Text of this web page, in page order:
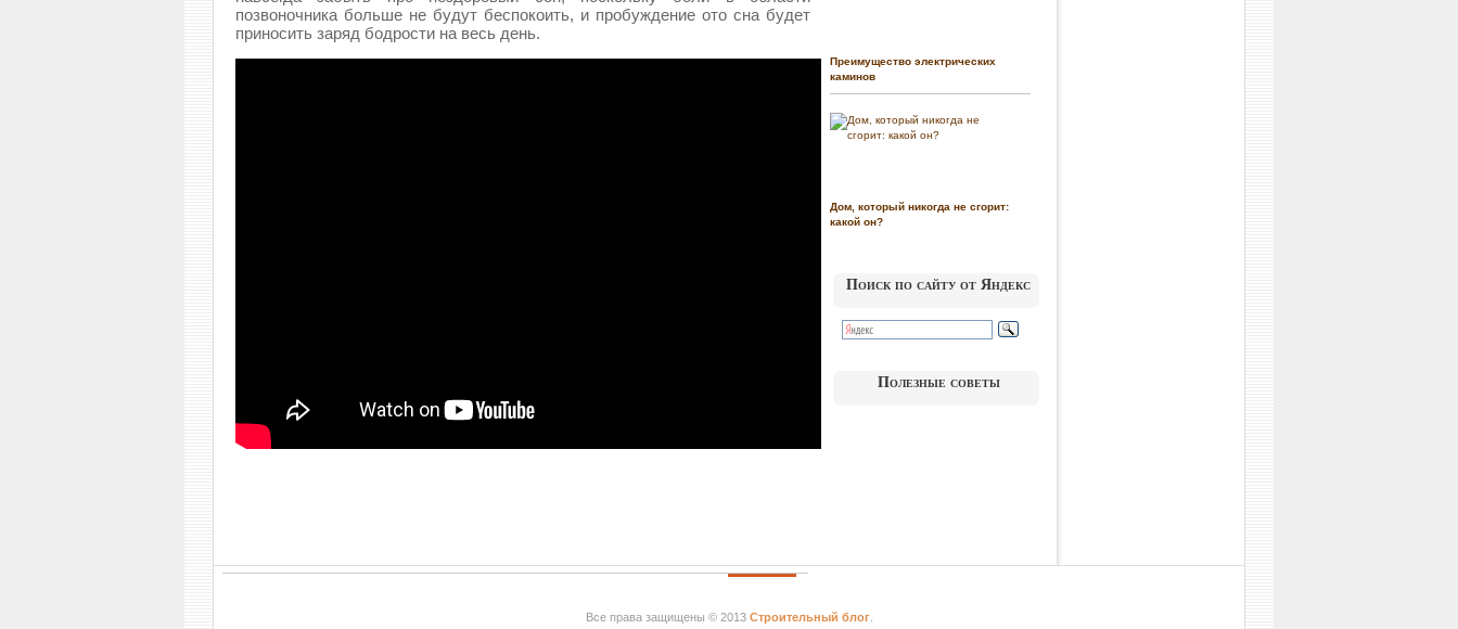
позвоночника больше не будут беспокоить, и пробуждение ото сна будет
приносить заряд бодрости на весь день.
Преимущество электрических
каминов
Дом, который никогда не сгорит:
какой он?
Поиск по сайту от Яндекс
Полезные советы
Все права защищены © 2013 Строительный блог.